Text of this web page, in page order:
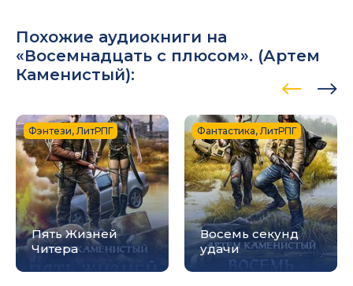
Похожие аудиокниги на
«Восемнадцать с плюсом». (Артем
Каменистый):
Пять Жизней
Читера
Фэнтези, ЛитРПГ
Восемь секунд
удачи
Фантастика, ЛитРПГ